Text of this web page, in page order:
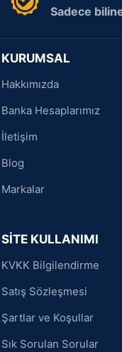
Sadece
KURUMSAL
Hakkımızda
Banka Hesaplarımız
İletişim
Blog
Markalar
SİTE KULLANIMI
KVKK Bilgilendirme
Satış Sözleşmesi
Şartlar ve Koşullar
Sık Sorulan Sorular